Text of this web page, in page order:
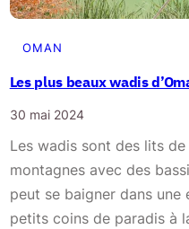
n
r
e
t
à
O
OMAN
Les plus beaux wadis
30 mai 2024
Les wadis sont des lits
montagnes avec des
peut se baigner dans une
petits coins de paradis à